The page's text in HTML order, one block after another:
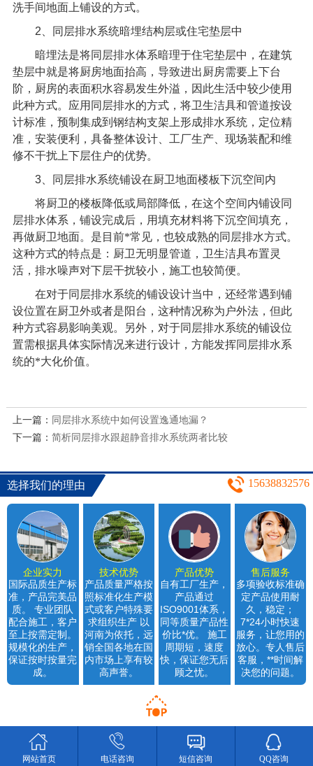
洗手间地面上铺设的方式。
2 、同层排水系统暗埋结构层或住宅垫层中
暗埋法是将同层排水体系暗理于住宅垫层中，在建筑
垫层中就是将厨房地面抬高，导致进出厨房需要上下台
阶，厨房的表面积水容易发生外溢，因此生活中较少使用
此种方式。应用同层排水的方式，将卫生洁具和管道按设
计标准，预制集成到钢结构支架上形成排水系统，定位精
准，安装便利，具备整体设计、工厂生产、现场装配和维
修不干扰上下层住户的优势。
3、同层排水系统铺设在厨卫地面楼板下沉空间内
将厨卫的楼板降低或局部降低，在这个空间内铺设同
层排水体系，铺设完成后，用填充材料将下沉空间填充，
再做厨卫地面。是目前*常见，也较成熟的同层排水方式。
这种方式的特点是：厨卫无明显管道，卫生洁具布置灵
活，排水噪声对下层干扰较小，施工也较简便。
在对于同层排水系统的铺设设计当中，还经常遇到铺
设位置在厨卫外或者是阳台，这种情况称为户外法，但此
种方式容易影响美观。另外，对于同层排水系统的铺设位
置需根据具体实际情况来进行设计，方能发挥同层排水系
统的*大化价值。
上一篇： 同层排水系统中如何设置逸通地漏？
下一篇： 简析同层排水跟超静音排水系统两者比较
选择我们的理由 15638832576
企业实力
国际品质生产标
准，产品完美品
质。 专业团队
配合施工，客户
至上按需定制。
规模化的生产，
保证按时按量完
成。
技术优势
产品质量严格按
照标准化生产模
式或客户特殊要
求组织生产 以
河南为依托，远
销全国各地在国
内市场上享有较
高声誉。
产品优势
自有工厂生产，
产品通过
ISO9001体系，
同等质量产品性
价比*优。 施工
周期短，速度
快，保证您无后
顾之忧。
售后服务
多项验收标准确
定产品使用耐
久，稳定；
7*24小时快速
服务，让您用的
放心。专人售后
客服，**时间解
决您的问题。
网站首页 电话咨询 短信咨询 QQ咨询